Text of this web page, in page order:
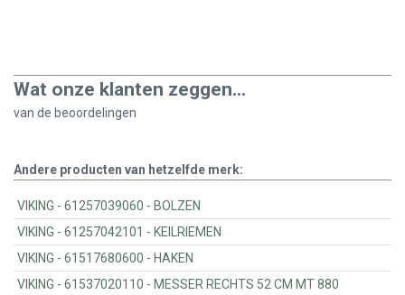
Wat onze klanten zeggen...
van de beoordelingen
Andere producten van hetzelfde merk:
VIKING - 61257039060 - BOLZEN
VIKING - 61257042101 - KEILRIEMEN
VIKING - 61517680600 - HAKEN
VIKING - 61537020110 - MESSER RECHTS 52 CM MT 880